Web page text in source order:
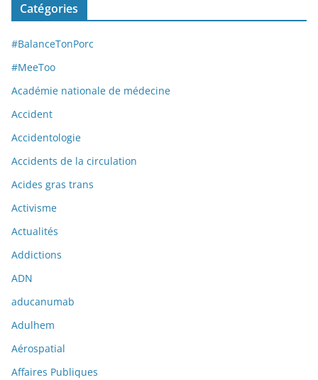
Catégories
#BalanceTonPorc
#MeeToo
Académie nationale de médecine
Accident
Accidentologie
Accidents de la circulation
Acides gras trans
Activisme
Actualités
Addictions
ADN
aducanumab
Adulhem
Aérospatial
Affaires Publiques